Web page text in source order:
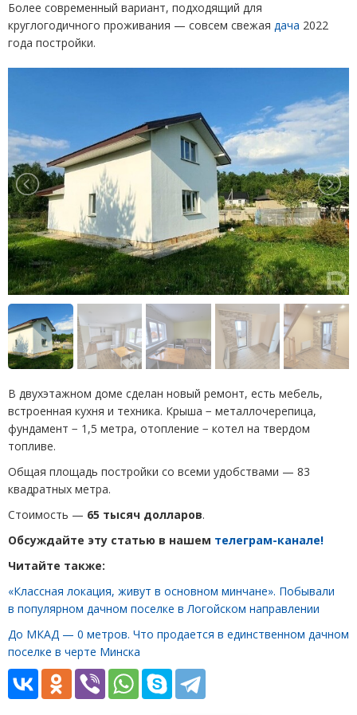
Более современный вариант, подходящий для
круглогодичного проживания — совсем свежая дача 2022
года постройки.
В двухэтажном доме сделан новый ремонт, есть мебель,
встроенная кухня и техника. Крыша − металлочерепица,
фундамент − 1,5 метра, отопление − котел на твердом
топливе.
Общая площадь постройки со всеми удобствами — 83
квадратных метра.
Стоимость — 65 тысяч долларов.
Обсуждайте эту статью в нашем телеграм-канале!
Читайте также:
«Классная локация, живут в основном минчане». Побывали
в популярном дачном поселке в Логойском направлении
До МКАД — 0 метров. Что продается в единственном дачном
поселке в черте Минска